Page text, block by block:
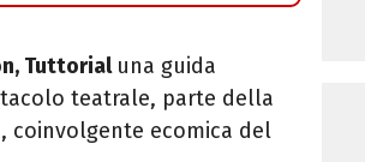
Tuttorial una guida
teatrale, parte della
coinvolgente ecomica del